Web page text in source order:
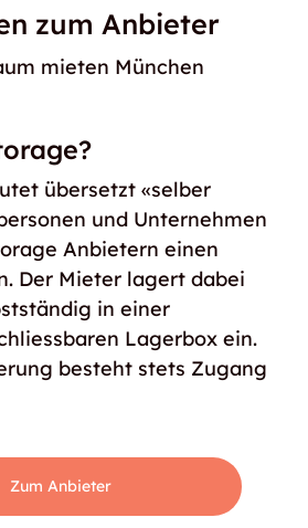
zum Anbieter
mieten München
übersetzt «selber
und Unternehmen
Anbietern einen
Der Mieter lagert dabei
in einer
Lagerbox ein.
besteht stets Zugang
Zum Anbieter